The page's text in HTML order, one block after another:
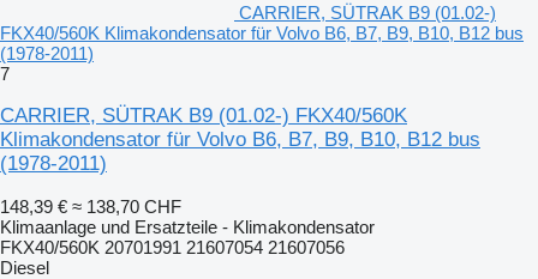
CARRIER, SÜTRAK B9 (01.02-)
FKX40/560K Klimakondensator für Volvo B6, B7, B9, B10, B12 bus
(1978-2011)
7
CARRIER, SÜTRAK B9 (01.02-) FKX40/560K
Klimakondensator für Volvo B6, B7, B9, B10, B12 bus
(1978-2011)
148,39 € ≈ 138,70 CHF
Klimaanlage und Ersatzteile - Klimakondensator
FKX40/560K 20701991 21607054 21607056
Diesel